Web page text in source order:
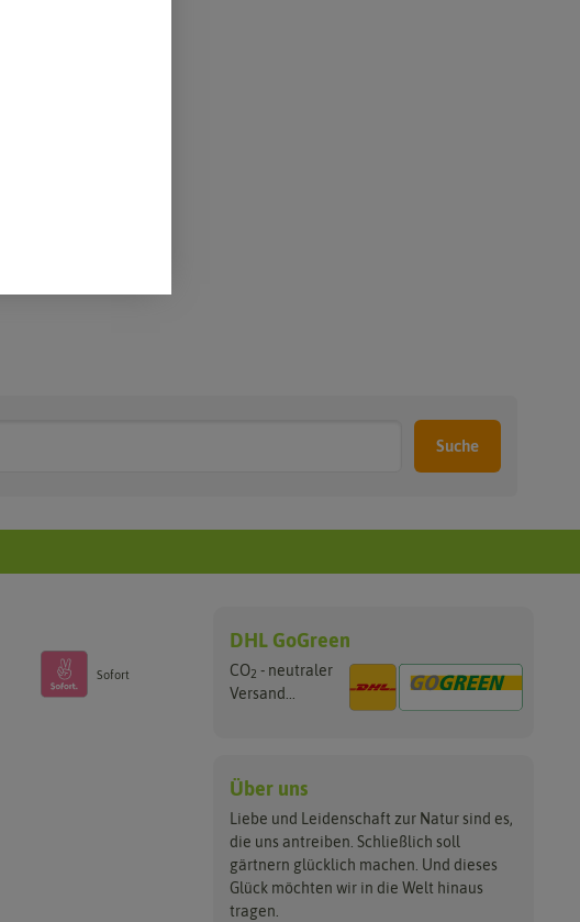
Suche
Sofort
DHL GoGreen
CO2 - neutraler
Versand...
Über uns
Liebe und Leidenschaft zur Natur sind es,
die uns antreiben. Schließlich soll
gärtnern glücklich machen. Und dieses
Glück möchten wir in die Welt hinaus
tragen.